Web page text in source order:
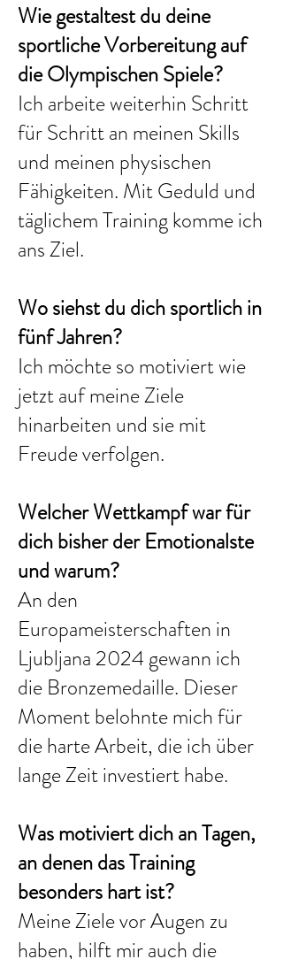
Wie gestaltest du deine
sportliche Vorbereitung auf
die Olympischen Spiele?
Ich arbeite weiterhin Schritt
für Schritt an meinen Skills
und meinen physischen
Fähigkeiten. Mit Geduld und
täglichem Training komme ich
ans Ziel.
Wo siehst du dich sportlich in
fünf Jahren?
Ich möchte so motiviert wie
jetzt auf meine Ziele
hinarbeiten und sie mit
Freude verfolgen.
Welcher Wettkampf war für
dich bisher der Emotionalste
und warum?
An den
Europameisterschaften in
Ljubljana 2024 gewann ich
die Bronzemedaille. Dieser
Moment belohnte mich für
die harte Arbeit, die ich über
lange Zeit investiert habe.
Was motiviert dich an Tagen,
an denen das Training
besonders hart ist?
Meine Ziele vor Augen zu
haben, hilft mir auch die